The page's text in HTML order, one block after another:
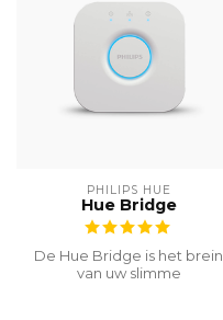
PHILIPS HUE
Hue Bridge
De Hue Bridge is het brein
van uw slimme